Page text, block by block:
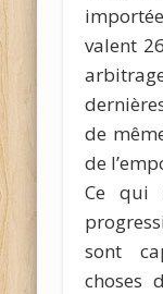
valent
de
de
Ce qui
sont
choses